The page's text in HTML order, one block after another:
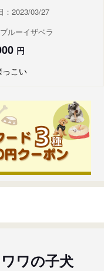
：2023/03/27
ブルーイザベラ
円
こい
ワの子犬